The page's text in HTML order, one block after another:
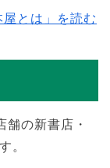
屋とは」を読む
の新書店・
。